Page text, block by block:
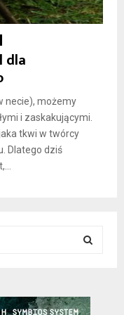
dla
necie), możemy
i zaskakującymi.
tkwi w twórcy
Dlatego dziś
E